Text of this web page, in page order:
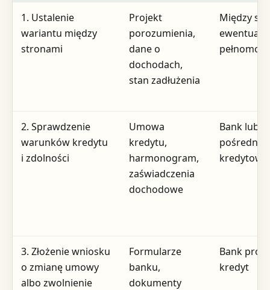
1. Ustalenie
wariantu między
stronami
Projekt
porozumienia,
dane o
dochodach,
stan zadłużenia
Między
2. Sprawdzenie
warunków kredytu
i zdolności
Umowa
kredytu,
harmonogram,
zaświadczenia
dochodowe
Bank lub
pośrednik
kredytowy
3. Złożenie wniosku
o zmianę umowy
albo zwolnienie
Formularze
banku,
dokumenty
Bank
kredyt